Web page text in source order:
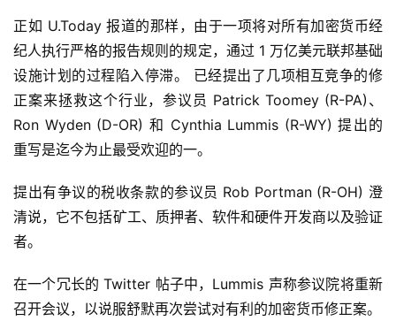
页
正如 U.Today 报道的那样，由于一项将对所有加密货币经
纪人执行严格的报告规则的规定，通过 1 万亿美元联邦基础
设施计划的过程陷入停滞。 已经提出了几项相互竞争的修
正案来拯救这个行业，参议员 Patrick Toomey (R-PA)、
Ron Wyden (D-OR) 和 Cynthia Lummis (R-WY) 提出的
重写是迄今为止最受欢迎的一。
提出有争议的税收条款的参议员 Rob Portman (R-OH) 澄
清说，它不包括矿工、质押者、软件和硬件开发商以及验证
者。
在一个冗长的 Twitter 帖子中，Lummis 声称参议院将重新
召开会议，以说服舒默再次尝试对有利的加密货币修正案。